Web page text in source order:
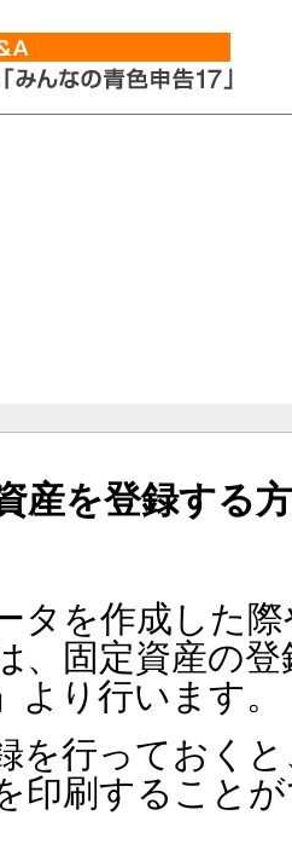
産を登録する
タを作成した
、固定資産の
より行います。
を行っておく
印刷すること